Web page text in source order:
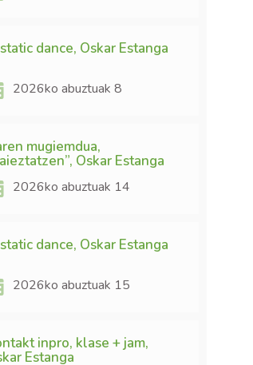
dance, Oskar Estanga
2026ko abuztuak 8
mugiemdua,
Oskar Estanga
2026ko abuztuak 14
dance, Oskar Estanga
2026ko abuztuak 15
inpro, klase + jam,
Estanga